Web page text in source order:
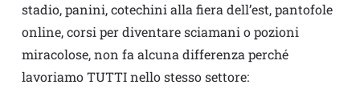
stadio, panini, cotechini alla fiera dell’est, pantofole
online, corsi per diventare sciamani o pozioni
miracolose, non fa alcuna differenza perché
lavoriamo TUTTI nello stesso settore: